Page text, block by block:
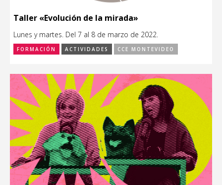
Taller «Evolución de la mirada»
Lunes y martes. Del 7 al 8 de marzo de 2022.
FORMACIÓN ACTIVIDADES CCE MONTEVIDEO